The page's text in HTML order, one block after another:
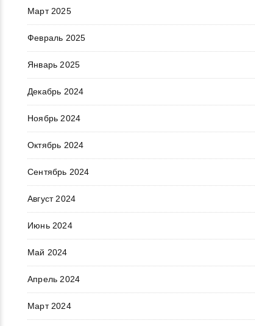
Март 2025
Февраль 2025
Январь 2025
Декабрь 2024
Ноябрь 2024
Октябрь 2024
Сентябрь 2024
Август 2024
Июнь 2024
Май 2024
Апрель 2024
Март 2024